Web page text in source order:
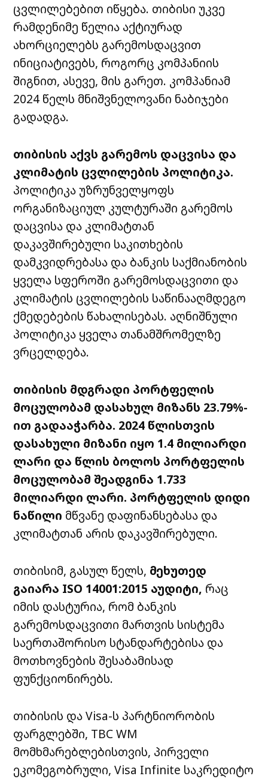
ცვლილებებით იწყება. თიბისი უკვე
რამდენიმე წელია აქტიურად
ახორციელებს გარემოსდაცვით
ინიციატივებს, როგორც კომპანიის
შიგნით, ასევე, მის გარეთ. კომპანიამ
2024 წელს მნიშვნელოვანი ნაბიჯები
გადადგა.
თიბისის აქვს გარემოს დაცვისა და
კლიმატის ცვლილების პოლიტიკა.
პოლიტიკა უზრუნველყოფს
ორგანიზაციულ კულტურაში გარემოს
დაცვისა და კლიმატთან
დაკავშირებული საკითხების
დამკვიდრებასა და ბანკის საქმიანობის
ყველა სფეროში გარემოსდაცვითი და
კლიმატის ცვლილების საწინააღმდეგო
ქმედებების წახალისებას. აღნიშნული
პოლიტიკა ყველა თანამშრომელზე
ვრცელდება.
თიბისის მდგრადი პორტფელის
მოცულობამ დასახულ მიზანს 23.79%-
ით გადააჭარბა. 2024 წლისთვის
დასახული მიზანი იყო 1.4 მილიარდი
ლარი და წლის ბოლოს პორტფელის
მოცულობამ შეადგინა 1.733
მილიარდი ლარი. პორტფელის დიდი
ნაწილი მწვანე დაფინანსებასა და
კლიმატთან არის დაკავშირებული.
თიბისიმ, გასულ წელს, მეხუთედ
გაიარა ISO 14001:2015 აუდიტი, რაც
იმის დასტურია, რომ ბანკის
გარემოსდაცვითი მართვის სისტემა
საერთაშორისო სტანდარტებისა და
მოთხოვნების შესაბამისად
ფუნქციონირებს.
თიბისის და Visa-ს პარტნიორობის
ფარგლებში, TBC WM
მომხმარებლებისთვის, პირველი
ეკომეგობრული, Visa Infinite საკრედიტო